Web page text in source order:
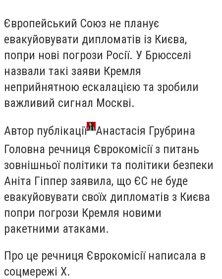
Європейський Союз не планує
евакуйовувати дипломатів із Києва,
попри нові погрози Росії. У Брюсселі
назвали такі заяви Кремля
неприйнятною ескалацією та зробили
важливий сигнал Москві.
Автор публікації
Анастасія Грубрина
Головна речниця Єврокомісії з питань
зовнішньої політики та політики безпеки
Аніта Гіппер заявила, що ЄС не буде
евакуйовувати своїх дипломатів з Києва
попри погрози Кремля новими
ракетними атаками.
Про це речниця Єврокомісії написала в
соцмережі X.